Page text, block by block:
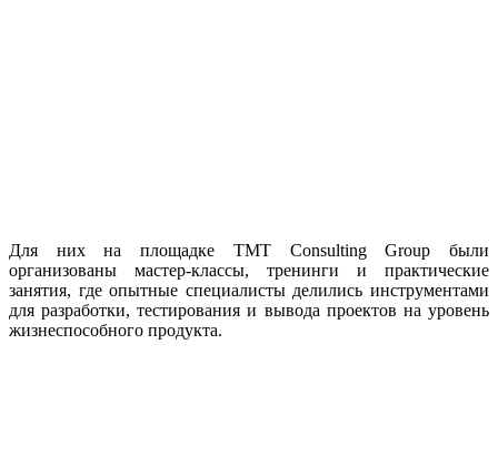
Для них на площадке TMT Consulting Group были
организованы мастер-классы, тренинги и практические
занятия, где опытные специалисты делились инструментами
для разработки, тестирования и вывода проектов на уровень
жизнеспособного продукта.